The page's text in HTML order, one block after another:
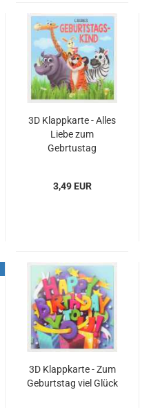
3D Klappkarte - Alles
Liebe zum
Gebrtustag
3,49 EUR
3D Klappkarte - Zum
Geburtstag viel Glück